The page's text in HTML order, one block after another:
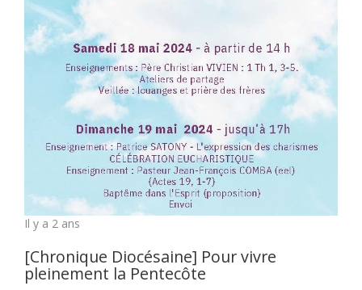
Il y a 2 ans
[Chronique Diocésaine] Pour vivre
pleinement la Pentecôte